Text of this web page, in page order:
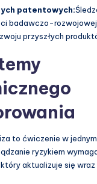
patentowych:
badawczo-
przyszłych
to ćwiczenie w
ryzykiem
aktualizuje się wraz